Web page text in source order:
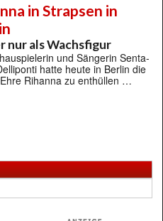
in Strapsen in
nur als Wachsfigur
und Sängerin Senta-
hatte heute in Berlin die
Rihanna zu enthüllen …